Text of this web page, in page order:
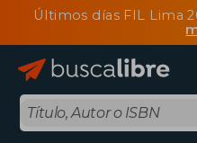
Últimos días FIL Lima